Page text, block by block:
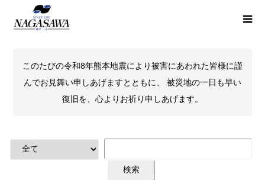
このたびの令和8年熊本地震により被害にあわれた皆様に謹
んでお見舞い申しあげますとともに、 被災地の一日も早い
復旧を、心よりお祈り申しあげます。